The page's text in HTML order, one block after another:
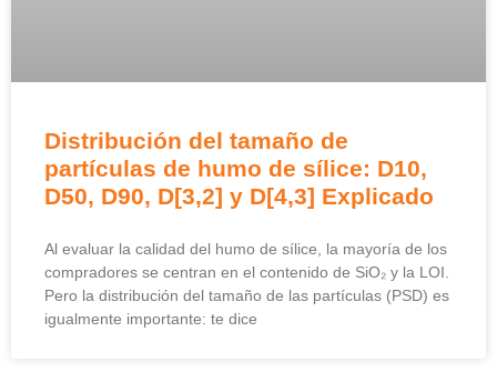
Distribución del tamaño de
partículas de humo de sílice: D10,
D50, D90, D[3,2] y D[4,3] Explicado
Al evaluar la calidad del humo de sílice, la mayoría de los
compradores se centran en el contenido de SiO₂ y la LOI.
Pero la distribución del tamaño de las partículas (PSD) es
igualmente importante: te dice